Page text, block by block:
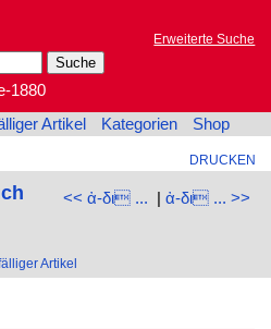
Erweiterte Suche
1880
Artikel Kategorien Shop
DRUCKEN
<< ἀ-δι ... | ἀ-δι ... >>
Artikel